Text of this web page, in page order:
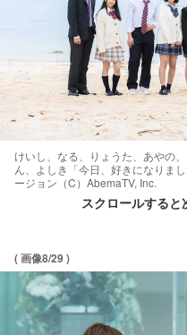
けいし、なる、りょうた、あやの
ん、よしき「今日、好きになりま
ージョン（C）AbemaTV, Inc.
スクロールする
( 画像8/29 )